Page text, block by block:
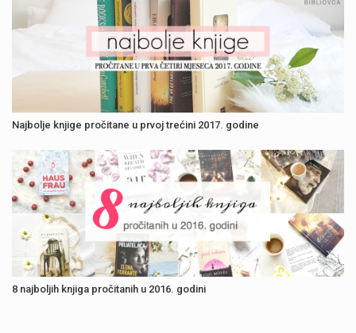
Najbolje knjige pročitane u prvoj trećini 2017. godine
8 najboljih knjiga pročitanih u 2016. godini